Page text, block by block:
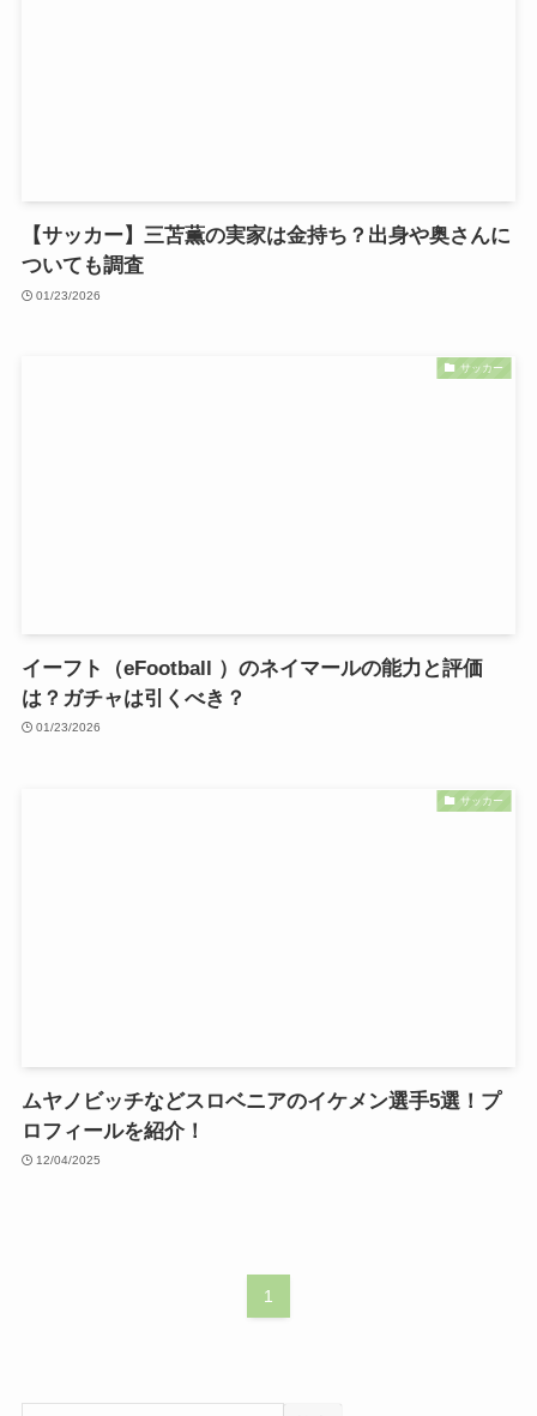
【サッカー】三苫薫の実家は金持ち？出身や奥さんに
ついても調査
01/23/2026
サッカー
イーフト（eFootball ）のネイマールの能力と評価
は？ガチャは引くべき？
01/23/2026
サッカー
ムヤノビッチなどスロベニアのイケメン選手5選！プ
ロフィールを紹介！
12/04/2025
1